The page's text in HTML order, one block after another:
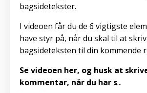
bagsidetekster.
I videoen får du de 6 vigtigste
have styr på, når du skal til at
bagsideteksten til din kommende
Se videoen her, og husk at
kommentar, når du har s...